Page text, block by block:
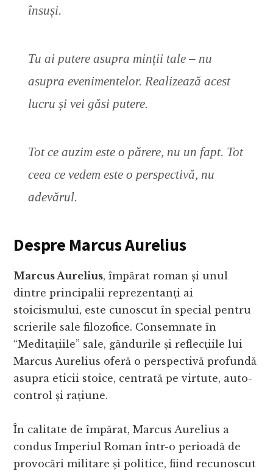
însuși.
Tu ai putere asupra minții tale – nu
asupra evenimentelor. Realizează acest
lucru și vei găsi putere.
Tot ce auzim este o părere, nu un fapt. Tot
ceea ce vedem este o perspectivă, nu
adevărul.
Despre Marcus Aurelius
Marcus Aurelius, împărat roman și unul
dintre principalii reprezentanți ai
stoicismului, este cunoscut în special pentru
scrierile sale filozofice. Consemnate în
“Meditațiile” sale, gândurile și reflecțiile lui
Marcus Aurelius oferă o perspectivă profundă
asupra eticii stoice, centrată pe virtute, auto-
control și rațiune.
În calitate de împărat, Marcus Aurelius a
condus Imperiul Roman într-o perioadă de
provocări militare și politice, fiind recunoscut